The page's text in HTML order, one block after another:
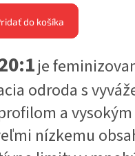
do košíka
je
odroda s
a
nízkemu